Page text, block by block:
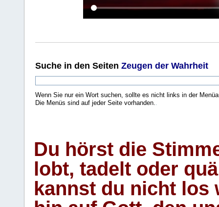
Suche in den Seiten Zeugen der Wahrheit
Wenn Sie nur ein Wort suchen, sollte es nicht links in der
Die Menüs sind auf jeder Seite vorhanden..
Du hörst die
lobt, tadelt oder
kannst du nicht los